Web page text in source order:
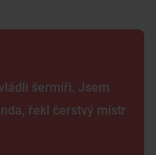
šermíři. Jsem
řekl čerstvý mistr